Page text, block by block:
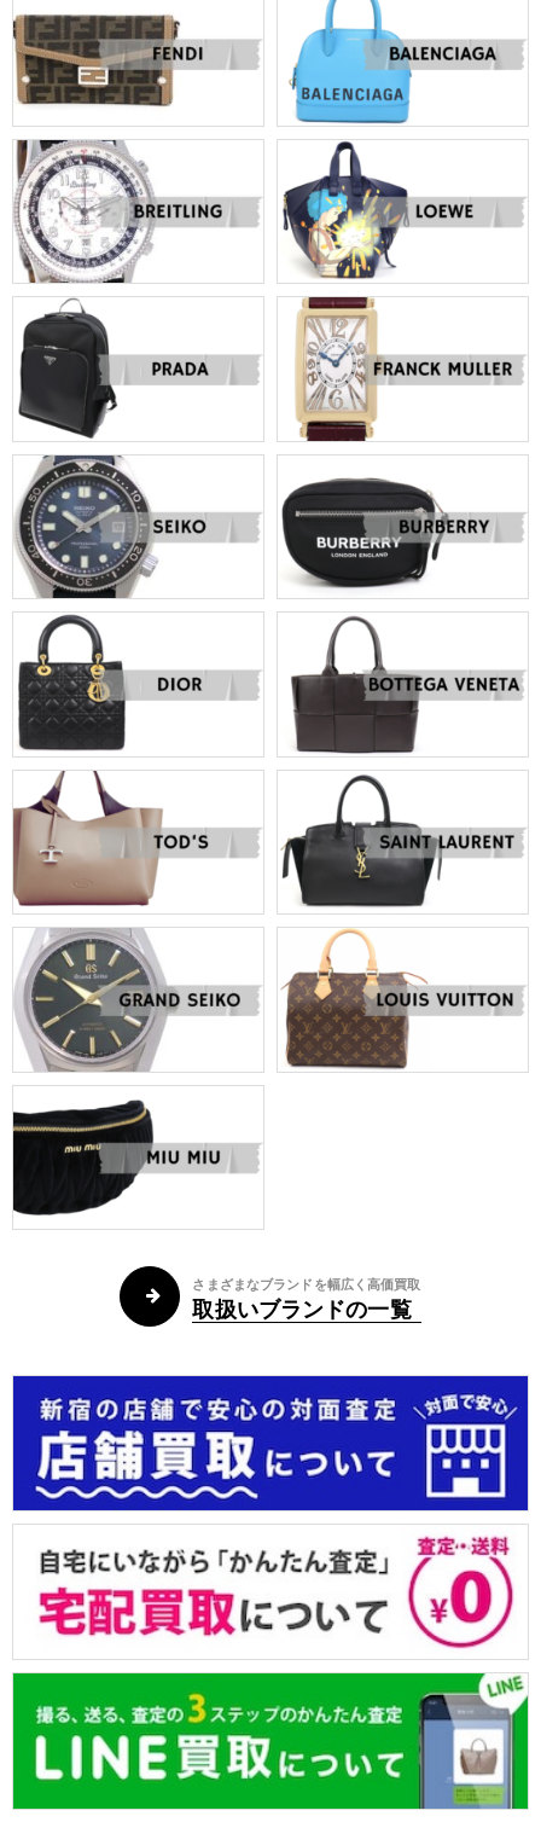
さまざまなブランドを幅広く高価買取
取扱いブランドの一覧